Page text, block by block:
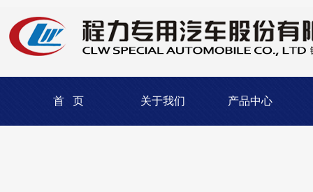
首 页 关于我们 产品中心